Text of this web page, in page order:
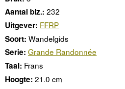
Aantal blz.: 232
Uitgever: FFRP
Soort: Wandelgids
Serie: Grande Randonnée
Taal: Frans
Hoogte: 21.0 cm